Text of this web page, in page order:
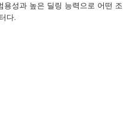
용성과 높은 딜링 능력으로 어떤 조
다.